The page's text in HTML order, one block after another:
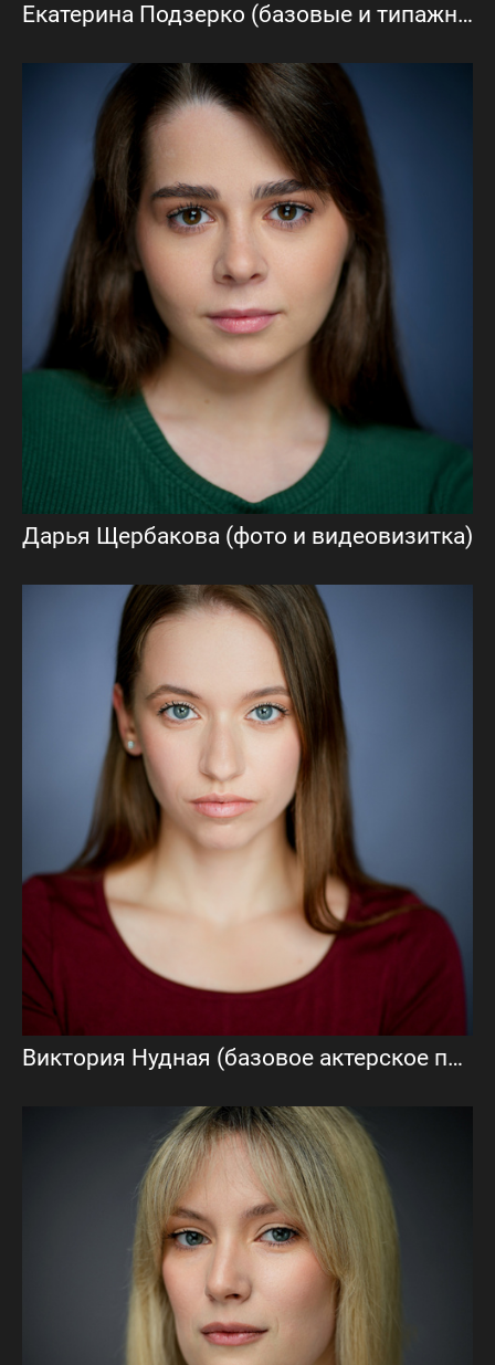
Екатерина Подзерко (базовые и типажные актерские фото)
Дарья Щербакова (фото и видеовизитка)
Виктория Нудная (базовое актерское портфолио)